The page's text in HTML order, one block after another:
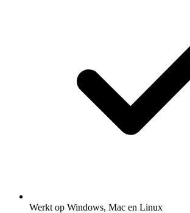
Werkt op Windows, Mac en Linux